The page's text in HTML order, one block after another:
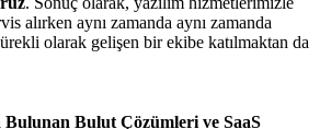
alırken aynı zamanda aynı zamanda
olarak gelişen bir ekibe katılmaktan da
Bulunan Bulut Çözümleri ve SaaS